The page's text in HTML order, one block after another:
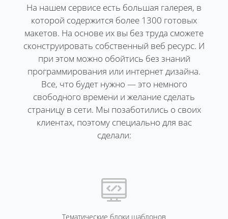
На нашем сервисе есть большая галерея, в
которой содержится более 1300 готовых
макетов. На основе их вы без труда сможете
сконструировать собственный веб ресурс. И
при этом можно обойтись без знаний
программирования или интернет дизайна.
Все, что будет нужно — это немного
свободного времени и желание сделать
страницу в сети. Мы позаботились о своих
клиентах, поэтому специально для вас
сделали:
Тематические блоки шаблонов